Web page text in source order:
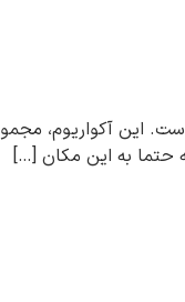
این آکواریوم،
حتما به این مکان […]